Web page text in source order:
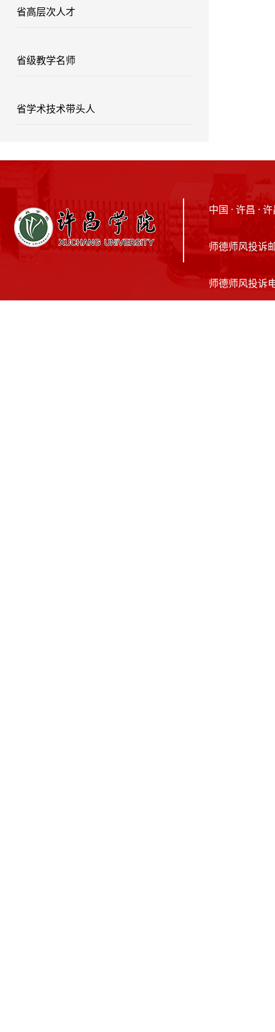
省高层次人才
省级教学名师
省学术技术带头人
中国 · 许昌 ·
师德师风投诉
师德师风投诉